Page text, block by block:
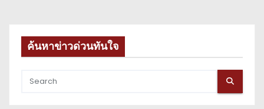
ค้นหาข่าวด่วนทันใจ